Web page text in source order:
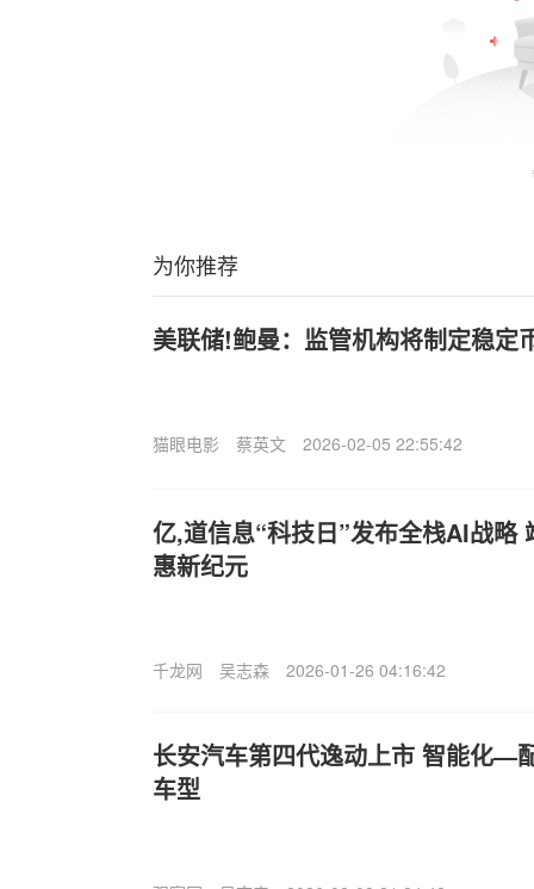
为你推荐
美联储!鲍曼：监管机构将制定稳定
猫眼电影 蔡英文 2026-02-05 22:55:42
亿,道信息“科技日”发布全栈AI战略
惠新纪元
千龙网 吴志森 2026-01-26 04:16:42
长安汽车第四代逸动上市 智能化—
车型